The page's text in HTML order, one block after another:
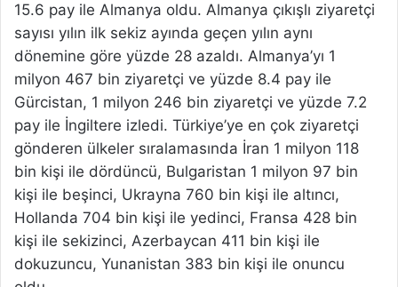
15.6 pay ile Almanya oldu. Almanya çıkışlı ziyaretçi
sayısı yılın ilk sekiz ayında geçen yılın aynı
dönemine göre yüzde 28 azaldı. Almanya’yı 1
milyon 467 bin ziyaretçi ve yüzde 8.4 pay ile
Gürcistan, 1 milyon 246 bin ziyaretçi ve yüzde 7.2
pay ile İngiltere izledi. Türkiye’ye en çok ziyaretçi
gönderen ülkeler sıralamasında İran 1 milyon 118
bin kişi ile dördüncü, Bulgaristan 1 milyon 97 bin
kişi ile beşinci, Ukrayna 760 bin kişi ile altıncı,
Hollanda 704 bin kişi ile yedinci, Fransa 428 bin
kişi ile sekizinci, Azerbaycan 411 bin kişi ile
dokuzuncu, Yunanistan 383 bin kişi ile onuncu